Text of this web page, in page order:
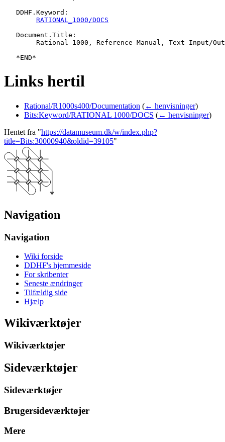
   DDHF.Keyword:
RATIONAL_1000/DOCS
   Document.Title:
Links hertil
Rational/R1000s400/Documentation (← henvisninger)
Bits:Keyword/RATIONAL 1000/DOCS (← henvisninger)
Hentet fra "https://datamuseum.dk/w/index.php?
title=Bits:30000940&oldid=39105"
Navigation
Navigation
Wiki forside
DDHF's hjemmeside
For skribenter
Seneste ændringer
Tilfældig side
Hjælp
Wikiværktøjer
Wikiværktøjer
Sideværktøjer
Sideværktøjer
Brugersideværktøjer
Mere